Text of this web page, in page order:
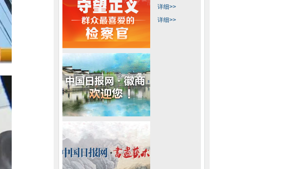
详细>>
详细>>